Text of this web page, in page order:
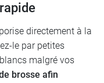
directement à la
le par petites
malgré vos
brosse afin